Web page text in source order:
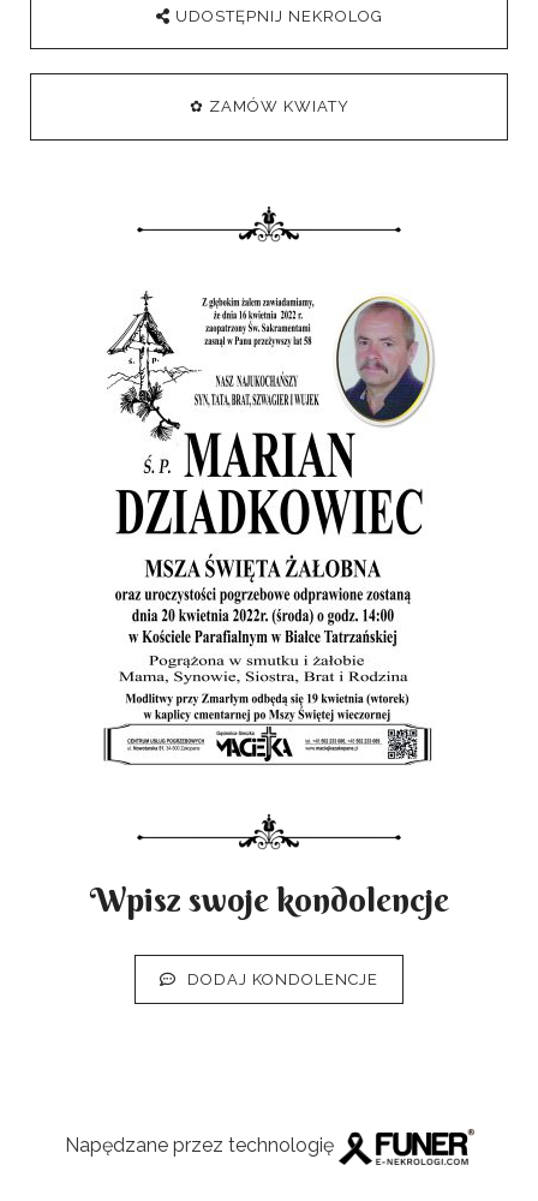
UDOSTĘPNIJ NEKROLOG
✿ ZAMÓW KWIATY
Wpisz swoje kondolencje
DODAJ KONDOLENCJE
Napędzane przez technologię